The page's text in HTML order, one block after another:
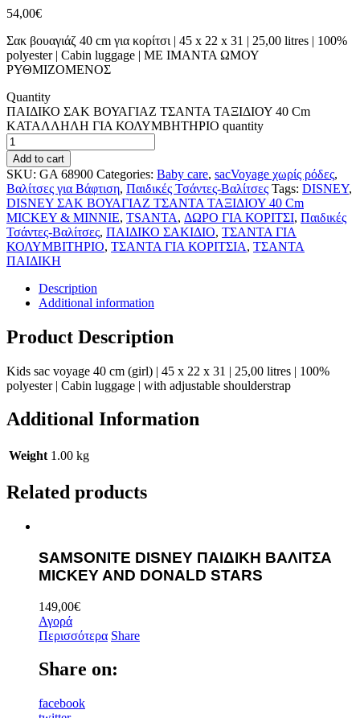
54,00€
Σακ βουαγιάζ 40 cm για κορίτσι | 45 x 22 x 31 | 25,00 litres | 100%
polyester | Cabin luggage | ΜΕ ΙΜΑΝΤΑ ΩΜΟΥ
ΡΥΘΜΙΖΟΜΕΝΟΣ
Quantity
ΠΑΙΔΙΚΟ ΣΑΚ ΒΟΥΑΓΙΑΖ ΤΣΑΝΤΑ ΤΑΞΙΔΙΟΥ 40 Cm
ΚΑΤΑΛΛΗΛΗ ΓΙΑ ΚΟΛΥΜΒΗΤΗΡΙΟ quantity
Add to cart
SKU: GA 68900 Categories: Baby care, sacVoyage χωρίς ρόδες,
Βαλίτσες για Βάφτιση, Παιδικές Τσάντες-Βαλίτσες Tags: DISNEY,
DISNEY ΣΑΚ ΒΟΥΑΓΙΑΖ ΤΣΑΝΤΑ ΤΑΞΙΔΙΟΥ 40 Cm
MICKEY & MINNIE, TSANTA, ΔΩΡΟ ΓΙΑ ΚΟΡΙΤΣΙ, Παιδικές
Τσάντες-Βαλίτσες, ΠΑΙΔΙΚΟ ΣΑΚΙΔΙΟ, ΤΣΑΝΤΑ ΓΙΑ
ΚΟΛΥΜΒΙΤΗΡΙΟ, ΤΣΑΝΤΑ ΓΙΑ ΚΟΡΙΤΣΙΑ, ΤΣΑΝΤΑ
ΠΑΙΔΙΚΗ
Description
Additional information
Product Description
Kids sac voyage 40 cm (girl) | 45 x 22 x 31 | 25,00 litres | 100%
polyester | Cabin luggage | with adjustable shoulderstrap
Additional Information
Weight 1.00 kg
Related products
SAMSONITE DISNEY ΠΑΙΔΙΚΗ ΒΑΛΙΤΣΑ
MICKEY AND DONALD STARS
149,00€
Αγορά
Περισσότερα Share
Share on:
facebook